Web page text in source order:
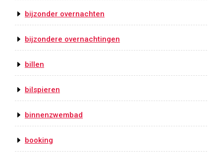
bijzonder overnachten
bijzondere overnachtingen
billen
bilspieren
binnenzwembad
booking